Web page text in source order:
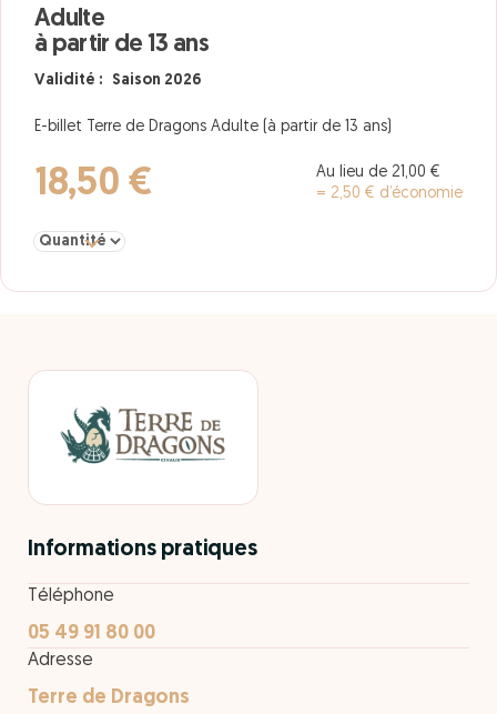
Adulte
à partir de 13 ans
Validité : Saison 2026
E-billet Terre de Dragons Adulte (à partir de 13 ans)
18,50 €
Au lieu de 21,00 €
= 2,50 € d’économie
Sélectionner la quantité pour Adulte à partir de 13 ans
Informations pratiques
Téléphone
05 49 91 80 00
Adresse
Terre de Dragons